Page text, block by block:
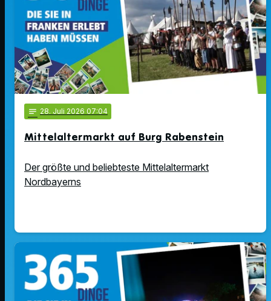
notes 28. Juli 2026 07:04
Mittelaltermarkt auf Burg Rabenstein
Der größte und beliebteste Mittelaltermarkt
Nordbayerns